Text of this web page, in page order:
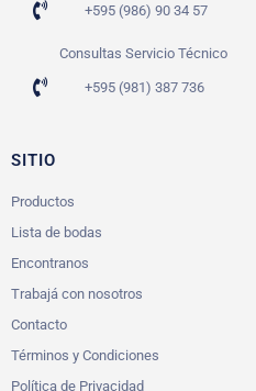
+595 (986) 90 34 57
Consultas Servicio Técnico
+595 (981) 387 736
SITIO
Productos
Lista de bodas
Encontranos
Trabajá con nosotros
Contacto
Términos y Condiciones
Política de Privacidad